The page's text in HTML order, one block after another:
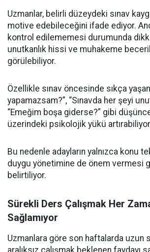
Uzmanlar, belirli düzeydeki sınav
motive edebileceğini ifade ediyor.
kontrol edilememesi durumunda dikkat
unutkanlık hissi ve muhakeme
görülebiliyor.
Özellikle sınav öncesinde sıkça
yapamazsam?”, “Sınavda her şeyi
“Emeğim boşa giderse?” gibi
üzerindeki psikolojik yükü
Bu nedenle adayların yalnızca konu
duygu yönetimine de önem vermesi
belirtiliyor.
Sürekli Ders Çalışmak Her
Sağlamıyor
Uzmanlara göre son haftalarda uzun
aralıksız çalışmak beklenen faydayı